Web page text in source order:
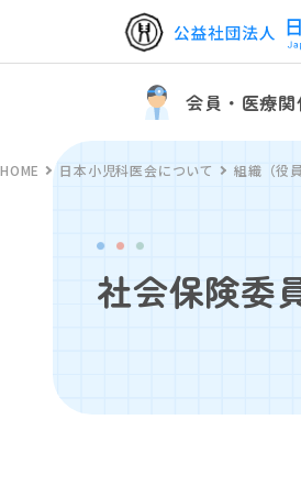
会員・医療
HOME 日本小児科医会について 組織（役
社会保険委